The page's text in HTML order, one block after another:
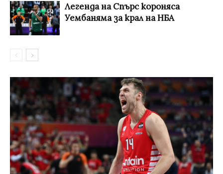
Легенда на Спърс короняса
Уембаняма за крал на НБА